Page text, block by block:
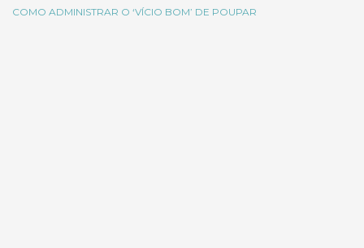
COMO ADMINISTRAR O ‘VÍCIO BOM’ DE POUPAR